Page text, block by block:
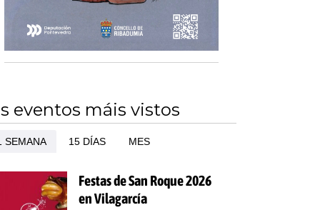
eventos máis vistos
SEMANA 15 DÍAS MES
Festas de San Roque 2026
en Vilagarcía